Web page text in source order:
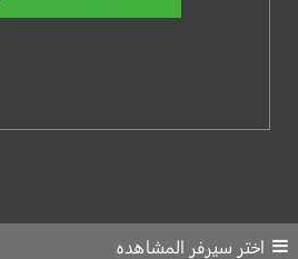
اختر سيرفر المشاهده